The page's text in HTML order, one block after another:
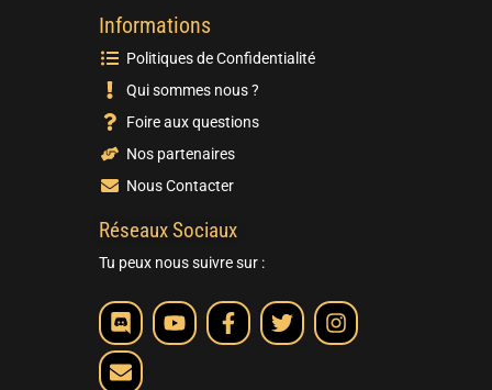
Informations
Politiques de Confidentialité
Qui sommes nous ?
Foire aux questions
Nos partenaires
Nous Contacter
Réseaux Sociaux
Tu peux nous suivre sur :